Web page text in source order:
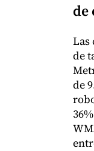
de
Las
de
de